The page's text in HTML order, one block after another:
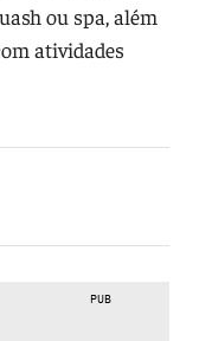
ou spa, além
atividades
PUB